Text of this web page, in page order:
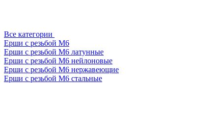
Все категории
Ерши с резьбой М6
Ерши с резьбой М6 латунные
Ерши с резьбой М6 нейлоновые
Ерши с резьбой М6 нержавеющие
Ерши с резьбой М6 стальные